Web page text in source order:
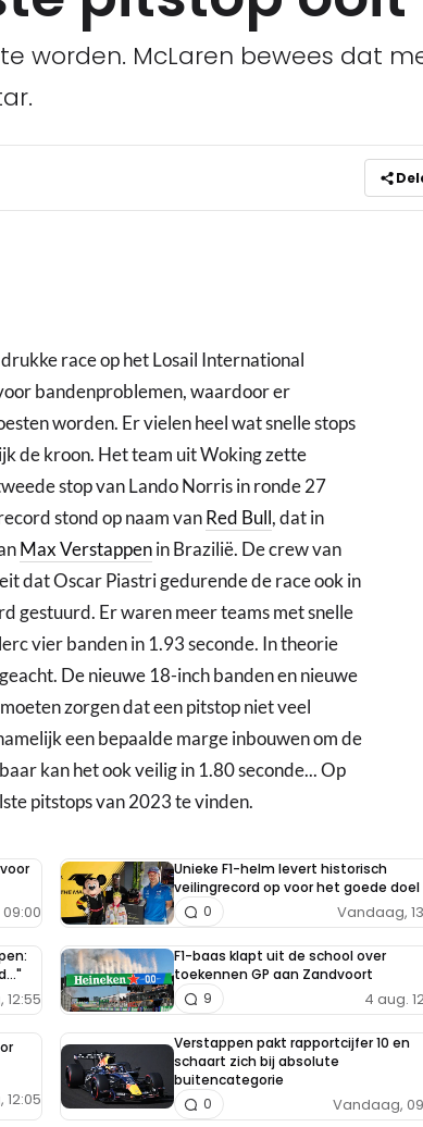
worden. McLaren bewees dat
race op het Losail International
bandenproblemen, waardoor er
worden. Er vielen heel wat snelle stops
de kroon. Het team uit Woking zette
stop van Lando Norris in ronde 27
stond op naam vanRed Bull, dat in
Max Verstappenin Brazilië. De crew van
dat Oscar Piastri gedurende de race ook in
gestuurd. Er waren meer teams met snelle
vier banden in 1.93 seconde. In theorie
De nieuwe 18-inch banden en nieuwe
zorgen dat een pitstop niet veel
een bepaalde marge inbouwen om de
kan het ook veilig in 1.80 seconde... Op
pitstops van 2023 te vinden.
Unieke F1-helm levert historisch
veilingrecord op voor het goede doel
Vandaag,
0
F1-baas klapt uit de school over
toekennen GP aan Zandvoort
4 aug.
9
Verstappen pakt rapportcijfer 10 en
schaart zich bij absolute
buitencategorie
Vandaag,
0